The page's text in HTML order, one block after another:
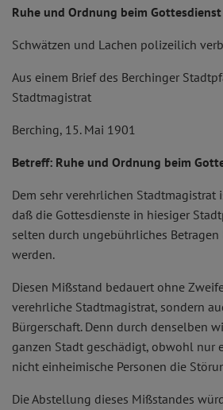
Ruhe und Ordnung beim Gottesdienst
Schwätzen und Lachen polizeilich
Aus einem Brief des Berchinger
Stadtmagistrat
Berching, 15. Mai 1901
Betreff: Ruhe und Ordnung beim
Dem sehr verehrlichen Stadtmagistrat
daß die Gottesdienste in hiesiger
selten durch ungebührliches
werden.
Diesen Mißstand bedauert ohne
verehrliche Stadtmagistrat, sondern
Bürgerschaft. Denn durch denselben
ganzen Stadt geschädigt, obwohl nur
nicht einheimische Personen die
Die Abstellung dieses Mißstandes